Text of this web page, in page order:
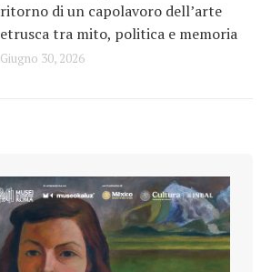
ritorno di un capolavoro dell’arte
etrusca tra mito, politica e memoria
Giugno 30, 2026